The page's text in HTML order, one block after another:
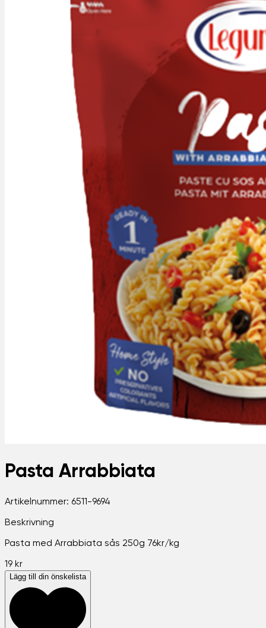
Pasta Arrabbiata
Artikelnummer: 6511-9694
Beskrivning
Pasta med Arrabbiata sås 250g 76kr/kg
19 kr
Lägg till din önskelista